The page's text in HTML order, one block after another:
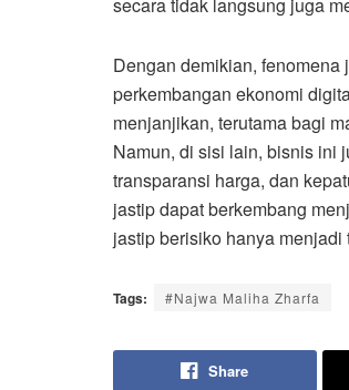
Dengan demikian,
perkembangan ekonomi
menjanjikan, terutama bagi
Namun, di sisi lain, bisnis ini
transparansi harga, dan
jastip dapat berkembang
jastip berisiko hanya
Tags: #Najwa Maliha Zharfa
Share